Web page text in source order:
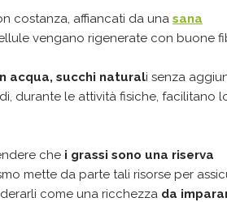
costanza, affiancati da una sana
vengano rigenerate con buone
acqua, succhi naturali senza
durante le attività fisiche, facilitano
che i grassi sono una riserva
mette da parte tali risorse per
come una ricchezza da